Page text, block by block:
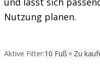
Nutzung planen.
Aktive Filter:10 Fuß Zu